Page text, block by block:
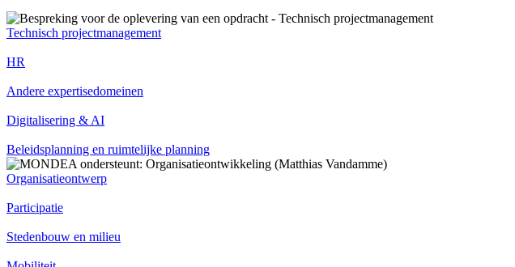
Technisch projectmanagement
HR
Andere expertisedomeinen
Digitalisering & AI
Beleidsplanning en ruimtelijke planning
Organisatieontwerp
Participatie
Stedenbouw en milieu